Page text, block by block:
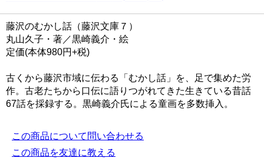
藤沢のむかし話（藤沢文庫７）
丸山久子・著／黒崎義介・絵
定価(本体980円+税)
古くから藤沢市域に伝わる「むかし話」を、足で集めた労
作。古老たちから口伝に語りつがれてきた生きている昔話
67話を採録する。黒崎義介氏による童画を多数挿入。
この商品について問い合わせる
この商品を友達に教える